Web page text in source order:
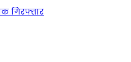
गिरफ्तार